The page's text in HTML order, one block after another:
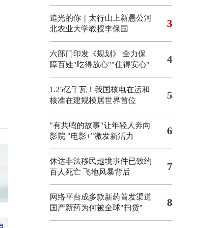
追光的你｜太行山上新愚公河
北农业大学教授李保国
3
六部门印发《规划》 全力保
障百姓"吃得放心""住得安心"
4
1.25亿千瓦！我国核电在运和
核准在建规模居世界首位
5
"有共鸣的故事"让年轻人奔向
影院 "电影+"激发新活力 6
休达非法移民越境事件已致约
百人死亡 飞地风暴背后 7
网络平台成多款新药首发渠道
国产新药为何被全球"扫货"
8